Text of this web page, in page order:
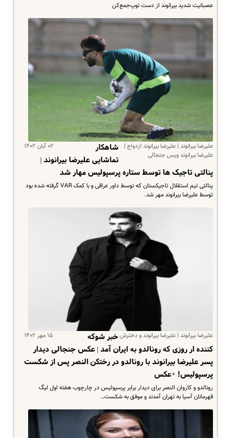
عصبانیت شدید بیرانوند از دست توپ‌جمع‌کن‌
علیرضا بیرانوند | علیرضا بیرانوند ازدواج |
علیرضا بیرانوند ویس جنجالی
۰۲ آبان ۱۴۰۲
شاهکار
تماشایی علیرضا بیرانوند |
پنالتی تاجیک ها توسط ستاره پرسپولیس مهار شد
پنالتی تیم استقلال تاجیکستان که توسط داور عراقی و با کمک VAR گرفته شده بود
توسط علیرضا بیرانوند مهر شد.
علیرضا بیرانوند | علیرضا بیرانوند و دخترش ۱۵ مهر ۱۴۰۲
خبر شوکه
کننده ار روزی که رونالدو به ایران آمد | عکس جنجالی دیدار
پسر علیرضا بیرانوند با رونالدو در رختکن النصر پس از شکست
پرسپولیس! +عکس
رونالدو و کاروان النصر برای دیدار برابر پرسپولیس در چارچوب هفته اول لیگ
قهرمانان آسیا به تهران آمدند و موفق به شکست…